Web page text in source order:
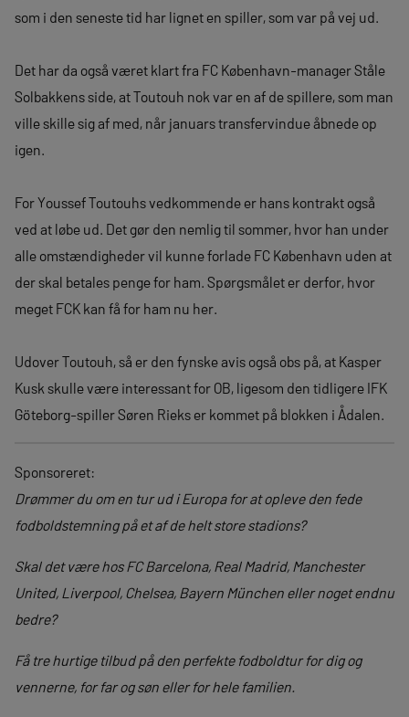
som i den seneste tid har lignet en spiller, som var på vej ud.
Det har da også været klart fra FC København-manager Ståle
Solbakkens side, at Toutouh nok var en af de spillere, som man
ville skille sig af med, når januars transfervindue åbnede op
igen.
For Youssef Toutouhs vedkommende er hans kontrakt også
ved at løbe ud. Det gør den nemlig til sommer, hvor han under
alle omstændigheder vil kunne forlade FC København uden at
der skal betales penge for ham. Spørgsmålet er derfor, hvor
meget FCK kan få for ham nu her.
Udover Toutouh, så er den fynske avis også obs på, at Kasper
Kusk skulle være interessant for OB, ligesom den tidligere IFK
Göteborg-spiller Søren Rieks er kommet på blokken i Ådalen.
Sponsoreret:
Drømmer du om en tur ud i Europa for at opleve den fede
fodboldstemning på et af de helt store stadions?
Skal det være hos FC Barcelona, Real Madrid, Manchester
United, Liverpool, Chelsea, Bayern München eller noget endnu
bedre?
Få tre hurtige tilbud på den perfekte fodboldtur for dig og
vennerne, for far og søn eller for hele familien.